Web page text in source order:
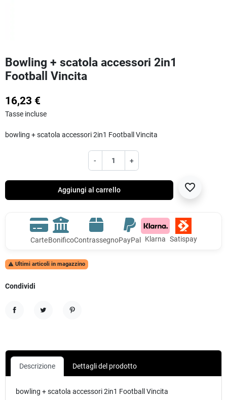
Bowling + scatola accessori 2in1
Football Vincita
16,23 €
Tasse incluse
bowling + scatola accessori 2in1 Football Vincita
- +
Aggiungi al carrello favorite_border
CarteBonificoContrassegnoPayPal Klarna Satispay
 Ultimi articoli in magazzino
Condividi
Descrizione Dettagli del prodotto
bowling + scatola accessori 2in1 Football Vincita